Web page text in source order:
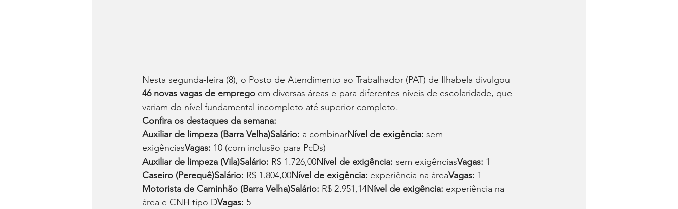
Nesta segunda-feira (8), o Posto de Atendimento ao Trabalhador (PAT) de Ilhabela divulgou
46 novas vagas de emprego em diversas áreas e para diferentes níveis de escolaridade, que
variam do nível fundamental incompleto até superior completo.
Confira os destaques da semana:
Auxiliar de limpeza (Barra Velha)Salário: a combinarNível de exigência: sem
exigênciasVagas: 10 (com inclusão para PcDs)
Auxiliar de limpeza (Vila)Salário: R$ 1.726,00Nível de exigência: sem exigênciasVagas: 1
Caseiro (Perequê)Salário: R$ 1.804,00Nível de exigência: experiência na áreaVagas: 1
Motorista de Caminhão (Barra Velha)Salário: R$ 2.951,14Nível de exigência: experiência na
área e CNH tipo DVagas: 5